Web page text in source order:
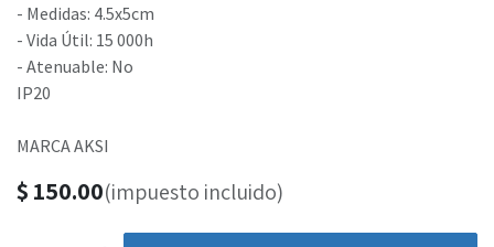
- Medidas: 4.5x5cm
- Vida Útil: 15 000h
- Atenuable: No
IP20
MARCA AKSI
$ 150.00(impuesto incluido)